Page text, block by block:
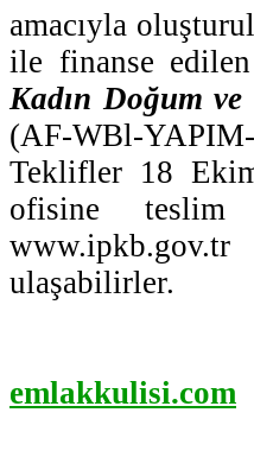
amacıyla
ile finanse
Kadın Doğum
(AF-WBl-YAPIM-
Teklifler 18
ofisine
ulaşabilirler.
emlakkulisi.com